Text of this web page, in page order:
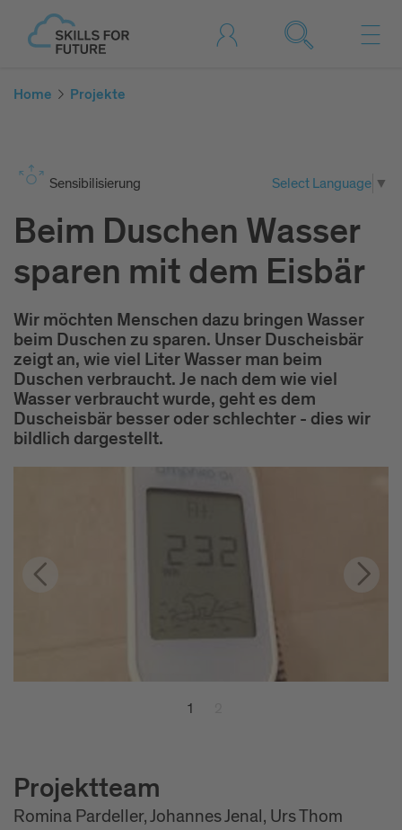
Home Projekte
Sen­si­bi­li­sie­rung Select Language ▼
Beim Duschen Wasser
sparen mit dem Eisbär
Wir möchten Menschen dazu bringen Wasser
beim Duschen zu sparen. Unser Duscheisbär
zeigt an, wie viel Liter Wasser man beim
Duschen verbraucht. Je nach dem wie viel
Wasser verbraucht wurde, geht es dem
Duscheisbär besser oder schlechter - dies wir
bildlich dargestellt.
1
Projektteam
Romina Pardeller, Johannes Jenal, Urs Thom